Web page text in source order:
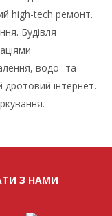
high-tech ремонт.
Будівля
водо- та
інтернет.
З НАМИ